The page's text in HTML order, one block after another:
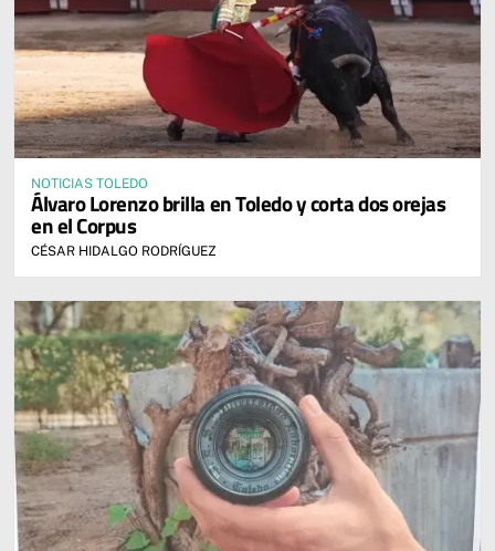
NOTICIAS TOLEDO
Álvaro Lorenzo brilla en Toledo y corta dos orejas
en el Corpus
CÉSAR HIDALGO RODRÍGUEZ